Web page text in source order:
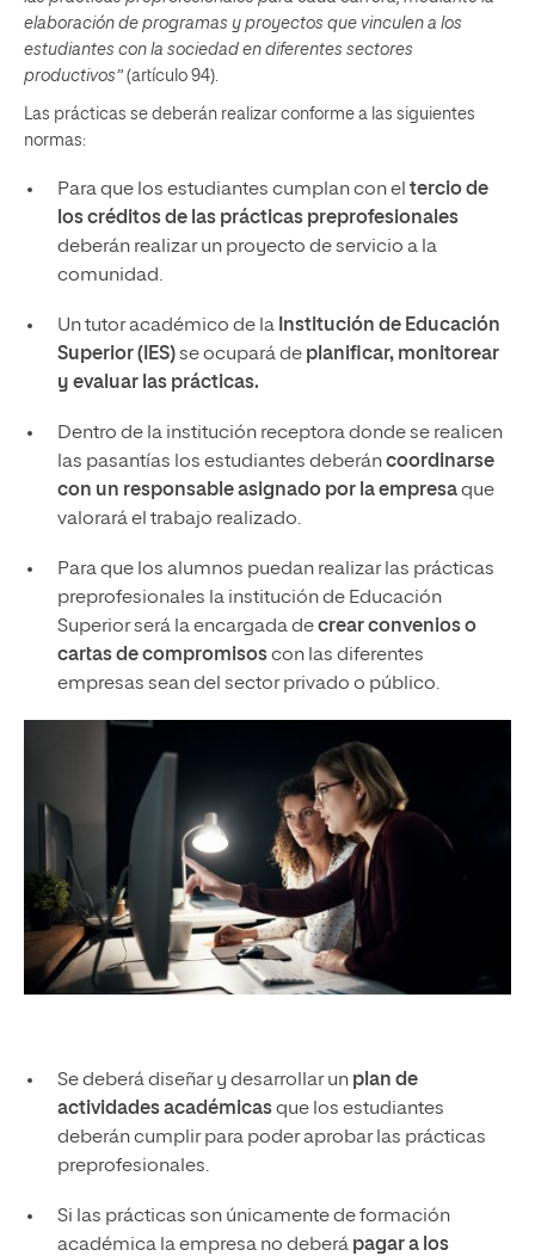
elaboración de programas y proyectos que vinculen a los
estudiantes con la sociedad en diferentes sectores
productivos” (artículo 94).
Las prácticas se deberán realizar conforme a las siguientes
normas:
Para que los estudiantes cumplan con el tercio de
los créditos de las prácticas preprofesionales
deberán realizar un proyecto de servicio a la
comunidad.
Un tutor académico de la Institución de Educación
Superior (IES)se ocupará de planificar, monitorear
y evaluar las prácticas.
Dentro de la institución receptora donde se realicen
las pasantías los estudiantes deberáncoordinarse
con un responsable asignado por la empresaque
valorará el trabajo realizado.
Para que los alumnos puedan realizar las prácticas
preprofesionales la institución de Educación
Superior será la encargada decrear convenios o
cartas de compromisoscon las diferentes
empresas sean del sector privado o público.
Se deberá diseñar y desarrollar un plan de
actividades académicasque los estudiantes
deberán cumplir para poder aprobar las prácticas
preprofesionales.
Si las prácticas son únicamente de formación
académica la empresa no deberápagar a los